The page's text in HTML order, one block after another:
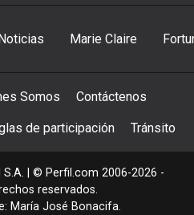
Noticias Marie Claire
Somos Contáctenos
de participación Tránsito
| © Perfil.com 2006-2026 -
reservados.
María José Bonacifa.